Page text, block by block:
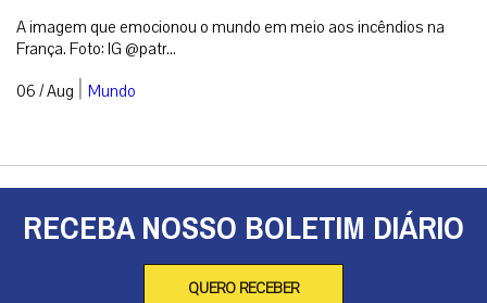
A imagem que emocionou o mundo em meio aos incêndios na
França. Foto: IG @patr...
06 / Aug | Mundo
RECEBA NOSSO BOLETIM DIÁRIO
QUERO RECEBER